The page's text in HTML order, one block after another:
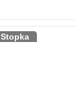
Stopka